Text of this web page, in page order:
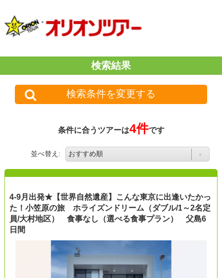
検索結果
検索条件を変更する
条件に合うツアーは4件です
並べ替え:
4-9月出発★【世界自然遺産】こんな東京に出逢いたかっ
た！小笠原の旅 ホライズンドリーム（ダブル/1～2名定
員/大村地区） 食事なし（選べる食事プラン） 父島6
日間